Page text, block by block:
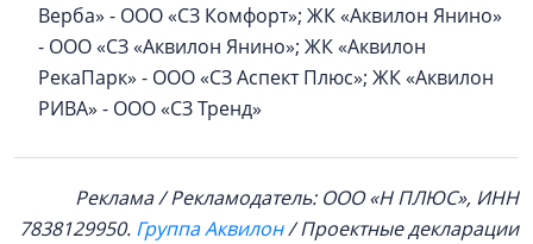
Верба» - ООО «СЗ Комфорт»; ЖК «Аквилон Янино»
- ООО «СЗ «Аквилон Янино»; ЖК «Аквилон
РекаПарк» - ООО «СЗ Аспект Плюс»; ЖК «Аквилон
РИВА» - ООО «СЗ Тренд»
Реклама / Рекламодатель: ООО «Н ПЛЮС», ИНН
7838129950. Группа Аквилон/ Проектные декларации